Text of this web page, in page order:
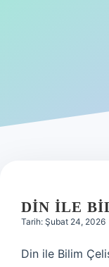
Hakkımızda
DIN ILE
Tarih: Şubat 24, 2026
Din ile Bilim